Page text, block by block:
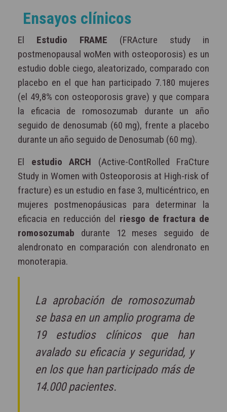
Ensayos clínicos
El Estudio FRAME (FRActure study in
postmenopausal woMen with osteoporosis) es un
estudio doble ciego, aleatorizado, comparado con
placebo en el que han participado 7.180 mujeres
(el 49,8% con osteoporosis grave) y que compara
la eficacia de romosozumab durante un año
seguido de denosumab (60 mg), frente a placebo
durante un año seguido de Denosumab (60 mg).
El estudio ARCH (Active-ContRolled FraCture
Study in Women with Osteoporosis at High-risk of
fracture) es un estudio en fase 3, multicéntrico, en
mujeres postmenopáusicas para determinar la
eficacia en reducción del riesgo de fractura de
romosozumab durante 12 meses seguido de
alendronato en comparación con alendronato en
monoterapia.
La aprobación de romosozumab
se basa en un amplio programa de
19 estudios clínicos que han
avalado su eficacia y seguridad, y
en los que han participado más de
14.000 pacientes.